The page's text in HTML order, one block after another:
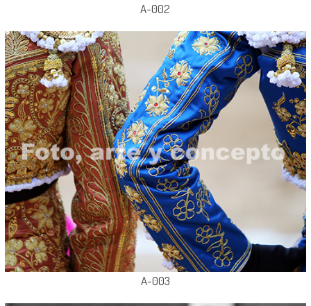
A-002
A-003